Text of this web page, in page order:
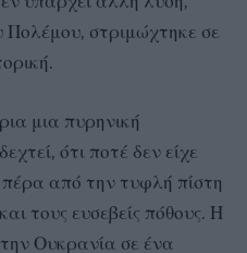
στριμώχτηκε σε
μια πυρηνική
ότι ποτέ δεν είχε
από την τυφλή πίστη
τους ευσεβείς πόθους. Η
Ουκρανία σε ένα